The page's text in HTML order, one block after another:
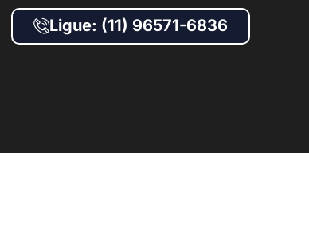
Ligue: (11) 96571-6836